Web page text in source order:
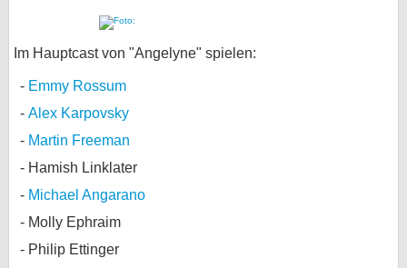
Im Hauptcast von "Angelyne" spielen:
Emmy Rossum
Alex Karpovsky
Martin Freeman
Hamish Linklater
Michael Angarano
Molly Ephraim
Philip Ettinger